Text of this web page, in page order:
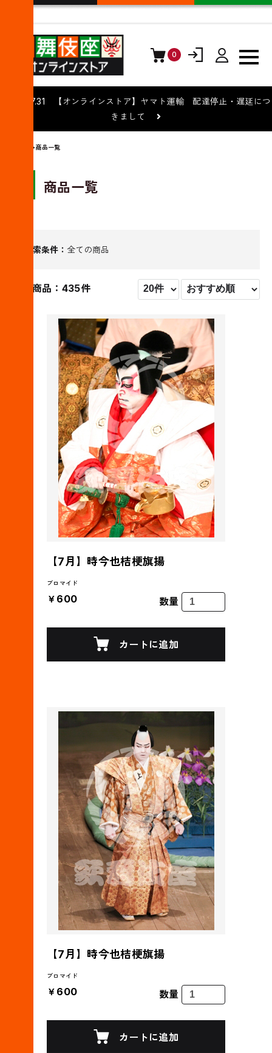
0
ログイン
2026.07.31 【オンラインストア】ヤマト運輸 配達停止・遅延につ
きまして
>商品一覧
商品一覧
検索条件： 全ての商品
対象商品：435件
【7月】時今也桔梗旗揚
ブロマイド
￥600 数量
カートに追加
【7月】時今也桔梗旗揚
ブロマイド
￥600 数量
カートに追加